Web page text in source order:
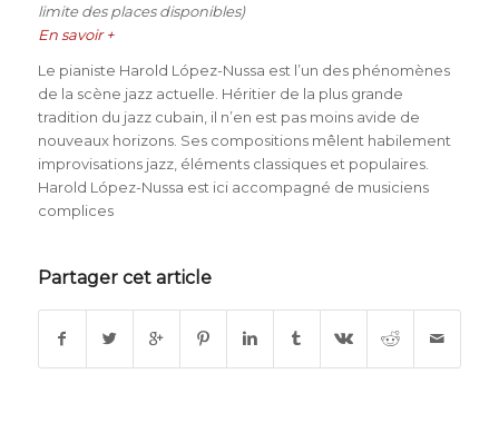
limite des places disponibles)
En savoir +
Le pianiste Harold López-Nussa est l’un des phénomènes
de la scène jazz actuelle. Héritier de la plus grande
tradition du jazz cubain, il n’en est pas moins avide de
nouveaux horizons. Ses compositions mêlent habilement
improvisations jazz, éléments classiques et populaires.
Harold López-Nussa est ici accompagné de musiciens
complices
Partager cet article